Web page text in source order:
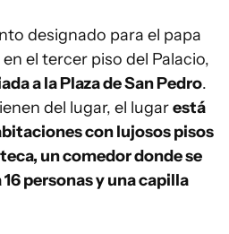
designado para el papa
el tercer piso del Palacio,
a la Plaza de San Pedro.
del lugar, el lugarestá
con lujosos pisos
un comedor donde se
personas y una capilla